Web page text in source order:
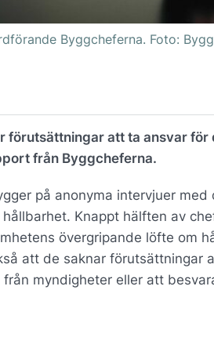
Byggcheferna. Foto:
förutsättningar att ta ansvar
från Byggcheferna.
på anonyma intervjuer
Knappt hälften av
övergripande löfte om
att de saknar förutsättningar
myndigheter eller att